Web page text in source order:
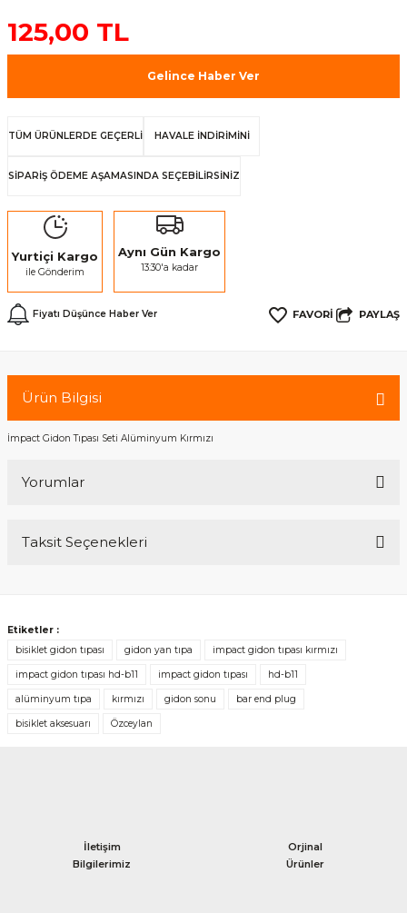
125,00 TL
Gelince Haber Ver
TÜM ÜRÜNLERDE GEÇERLİ HAVALE İNDİRİMİNİ
SİPARİŞ ÖDEME AŞAMASINDA SEÇEBİLİRSİNİZ
Yurtiçi Kargo
ile Gönderim
Aynı Gün Kargo
13:30'a kadar
Fiyatı Düşünce Haber Ver PAYLAŞ
Ürün Bilgisi
İmpact Gidon Tıpası Seti Alüminyum Kırmızı
Yorumlar
Taksit Seçenekleri
Etiketler :
bisiklet gidon tıpası
gidon yan tıpa impact gidon tıpası kırmızı
impact gidon tıpası hd-b11 impact gidon tıpası hd-b11
alüminyum tıpa kırmızı gidon sonu bar end plug
bisiklet aksesuarı Özceylan
İletişim
Bilgilerimiz
Orjinal
Ürünler